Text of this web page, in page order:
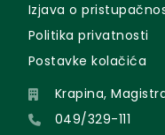
Izjava o
Politika privatnosti
Postavke kolačića
Krapina,
049/329-111